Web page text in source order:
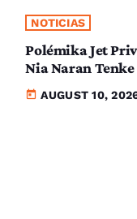
NOTICIAS
Polémika Jet
Nia Naran Tenke
today AUGUST 10,